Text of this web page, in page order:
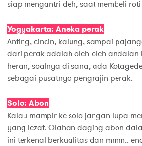
siap mengantri deh, saat membeli roti
Yogyakarta: Aneka perak
Anting, cincin, kalung, sampai
dari perak adalah oleh-oleh andalan
heran, soalnya di sana, ada
sebagai pusatnya pengrajin perak.
Solo: Abon
Kalau mampir ke solo jangan lupa
yang lezat. Olahan daging abon
ini terkenal berkualitas dan mmm..